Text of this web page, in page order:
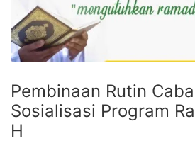
Pembinaan Rutin
Sosialisasi Program
H